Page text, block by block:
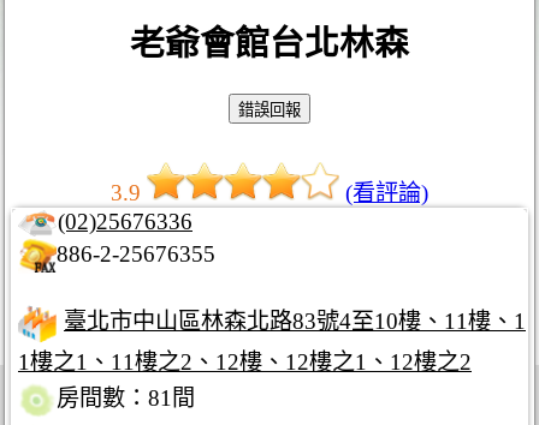
老爺會館台北林森
3.9
(看評論)
(02)25676336
886-2-25676355
臺北市中山區林森北路83號4至10樓、11樓、1
1樓之1、11樓之2、12樓、12樓之1、12樓之2
房間數：81間